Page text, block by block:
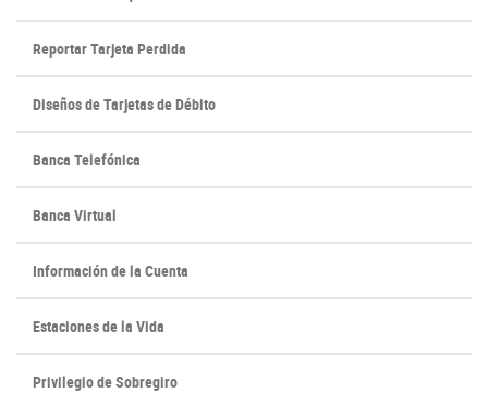
new
Window)
new
Window)
Reportar Tarjeta Perdida
Diseños de Tarjetas de Débito
Banca Telefónica
Banca Virtual
Información de la Cuenta
Estaciones de la Vida
Privilegio de Sobregiro